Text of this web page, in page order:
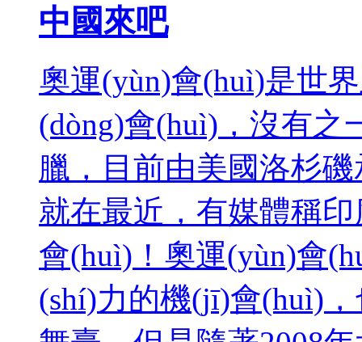
中國來吧
奧運(yùn)會(huì)是世
(dòng)會(huì)，沒有
臘，目前由美國洛杉磯
就在最近，有媒體
會(huì)！奧運(yùn)會
(shí)力的機(jī)會(huì)